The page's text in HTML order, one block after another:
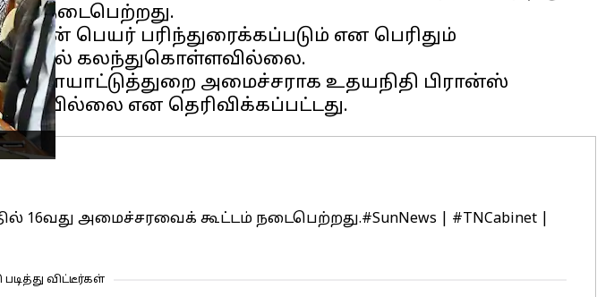
நடைபெற்றது.
பெயர் பரிந்துரைக்கப்படும் என பெரிதும்
கலந்துகொள்ளவில்லை.
அமைச்சராக உதயநிதி பிரான்ஸ்
16வது அமைச்சரவைக் கூட்டம் நடைபெற்றது.#SunNews #TNCabinet
படித்து விட்டீர்கள்